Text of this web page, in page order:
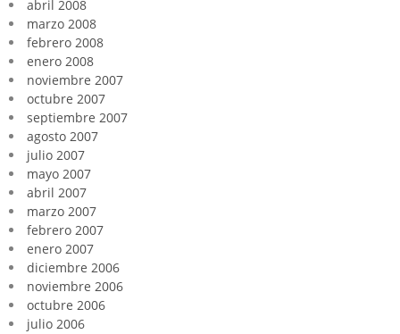
abril 2008
marzo 2008
febrero 2008
enero 2008
noviembre 2007
octubre 2007
septiembre 2007
agosto 2007
julio 2007
mayo 2007
abril 2007
marzo 2007
febrero 2007
enero 2007
diciembre 2006
noviembre 2006
octubre 2006
julio 2006